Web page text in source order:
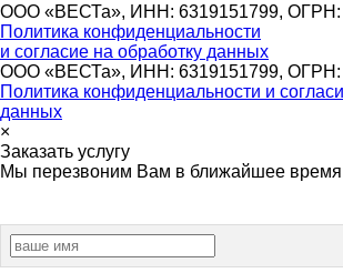
ООО «ВЕСТа», ИНН: 6319151799, ОГРН:
Политика конфиденциальности
и согласие на обработку данных
ООО «ВЕСТа», ИНН: 6319151799, ОГРН:
Политика конфиденциальности и
данных
×
Заказать услугу
Мы перезвоним Вам в ближайшее время